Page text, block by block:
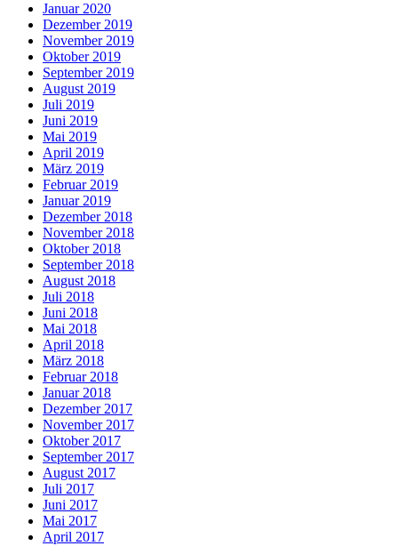
Januar 2020
Dezember 2019
November 2019
Oktober 2019
September 2019
August 2019
Juli 2019
Juni 2019
Mai 2019
April 2019
März 2019
Februar 2019
Januar 2019
Dezember 2018
November 2018
Oktober 2018
September 2018
August 2018
Juli 2018
Juni 2018
Mai 2018
April 2018
März 2018
Februar 2018
Januar 2018
Dezember 2017
November 2017
Oktober 2017
September 2017
August 2017
Juli 2017
Juni 2017
Mai 2017
April 2017